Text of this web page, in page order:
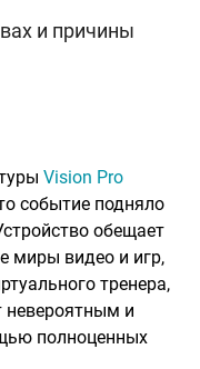
и причины
Vision Pro
событие подняло
обещает
миры видео и игр,
тренера,
невероятным и
полноценных